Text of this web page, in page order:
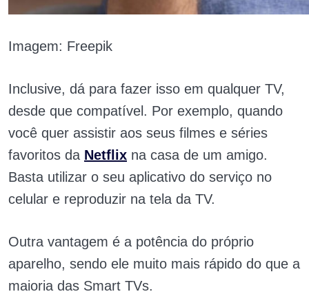
Imagem: Freepik
Inclusive, dá para fazer isso em qualquer TV,
desde que compatível. Por exemplo, quando
você quer assistir aos seus filmes e séries
favoritos da Netflix na casa de um amigo.
Basta utilizar o seu aplicativo do serviço no
celular e reproduzir na tela da TV.
Outra vantagem é a potência do próprio
aparelho, sendo ele muito mais rápido do que a
maioria das Smart TVs.